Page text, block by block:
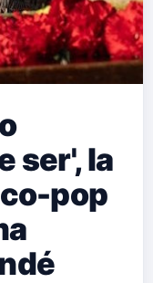
ser', la
pop